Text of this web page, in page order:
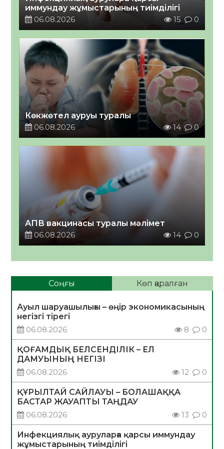
иммундау жұмыстарының тиімділігі
06.08.2026
15 0
Көкжөтел ауруы туралы
06.08.2026
14 0
АПВ вакцинасы туралы мәлімет
06.08.2026
14 0
Соңғы Көп қаралған
Ауыл шаруашылығы – өңір экономикасының
негізгі тірегі
06.08.2026
8 0
ҚОҒАМДЫҚ БЕЛСЕНДІЛІК – ЕЛ
ДАМУЫНЫҢ НЕГІЗІ
06.08.2026
12 0
ҚҰРЫЛТАЙ САЙЛАУЫ – БОЛАШАҚҚА
БАСТАР ЖАУАПТЫ ТАҢДАУ
06.08.2026
13 0
Инфекциялық ауруларға қарсы иммундау
жұмыстарының тиімділігі